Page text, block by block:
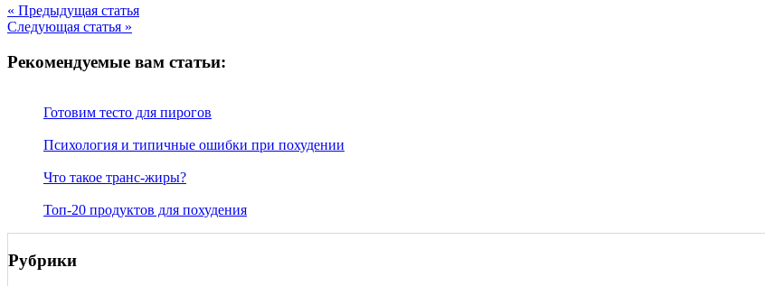
« Предыдущая статья
Следующая статья »
Рекомендуемые вам статьи:
Готовим тесто для пирогов
Психология и типичные ошибки при похудении
Что такое транс-жиры?
Топ-20 продуктов для похудения
Рубрики